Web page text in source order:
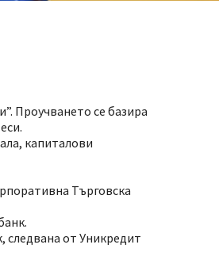
Проучването се базира
капиталови
Търговска
следвана от Уникредит